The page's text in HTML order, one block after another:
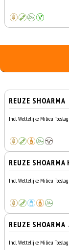
REUZE SHOARMA
Incl. Wettelijke Milieu
REUZE SHOARMA
Incl. Wettelijke Milieu
REUZE SHOARMA
Incl. Wettelijke Milieu